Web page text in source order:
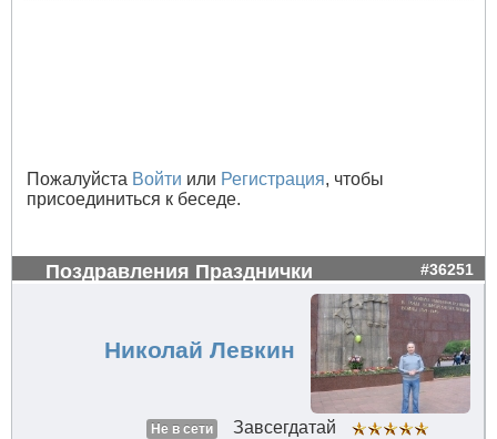
Пожалуйста Войти или Регистрация, чтобы
присоединиться к беседе.
Поздравления Празднички #36251
Николай Левкин
Не в сети
Завсегдатай